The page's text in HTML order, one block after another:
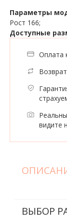
Параметры
Рост 166;
Доступные
Оплата
видите
ВЫБОР